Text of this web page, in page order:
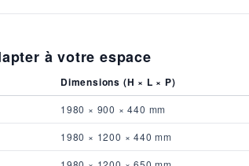
à votre espace
Dimensions (H × L × P)
1980 × 900 × 440 mm
1980 × 1200 × 440 mm